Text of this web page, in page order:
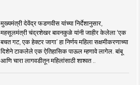
मुख्यमंत्री देवेंद्र फडणवीस यांच्या निर्देशानुसार,
महसूलमंत्री चंद्रशेखर बावनकुळे यांनी जाहीर केलेला ‘एक
बचत गट, एक हेक्टर जागा’ हा निर्णय महिला सक्षमीकरणाच्या
दिशेने टाकलेले एक ऐतिहासिक पाऊल म्हणावे लागेल. बांबू
आणि चारा लागवडीतून महिलांसाठी शाश्वत ..